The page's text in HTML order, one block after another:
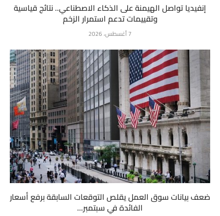
إنفيديا تواصل الهيمنة على الذكاء الاصطناعي.. نتائج قياسية
وتقييمات تدعم استمرار الزخم
7 أغسطس، 2026
ضعف بيانات سوق العمل يقلص التوقعات السابقة برفع أسعار
الفائدة في سبتمبر...